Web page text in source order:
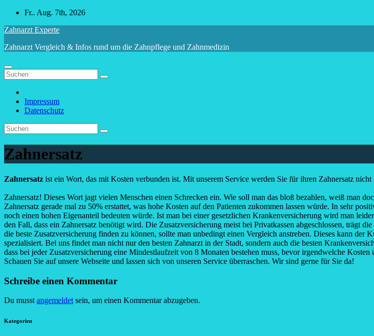
Zum
springen
Fr.. Aug. 7th, 2026
Zahnarzt Experte
Zahnarzt Vergleich & Infos rund um die Zahnpflege und Zahnmedizin
Impressum
Datenschutz
Zahnersatz
Zahnersatz ist ein Wort, das mit Kosten verbunden ist. Mit unserem Service werden Sie für ihren Zahnersatz nicht
Zahnersatz! Dieses Wort jagt vielen Menschen einen Schrecken ein. Wie soll man das bloß bezahlen, weiß man
Zahnersatz gerade mal zu 50% erstattet, was hohe Kosten auf den Patienten zukommen lassen würde. In sehr
noch einen hohen Eigenanteil bedeuten würde. Ist man bei einer gesetzlichen Krankenversicherung wird man
den Fall, dass ein Zahnersatz benötigt wird. Die Zusatzversicherung meist bei Privatkassen abgeschlossen, trägt
die beste Zusatzversicherung finden zu können, sollte man unbedingt einen Vergleich anstreben. Dieses kann der
spezialisiert. Bei uns findet man nicht nur den besten Zahnarzt in der Stadt, sondern auch die besten
dass bei jeder Zusatzversicherung eine Mindestlaufzeit von 8 Monaten bestehen muss, bevor irgendwelche
Schauen Sie auf unsere Webseite und lassen sich von unseren Service überraschen. Wir sind gerne für Sie da!
Schreibe einen Kommentar
Du musst angemeldet sein, um einen Kommentar abzugeben.
Kategorien